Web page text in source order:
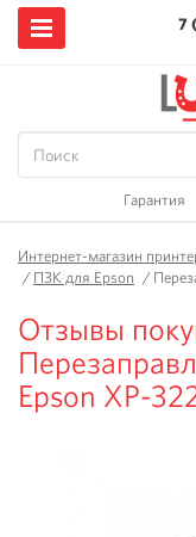
7
Гарантия
Интернет-магазин
/ПЗК для Epson /
Отзывы
Epson XP-